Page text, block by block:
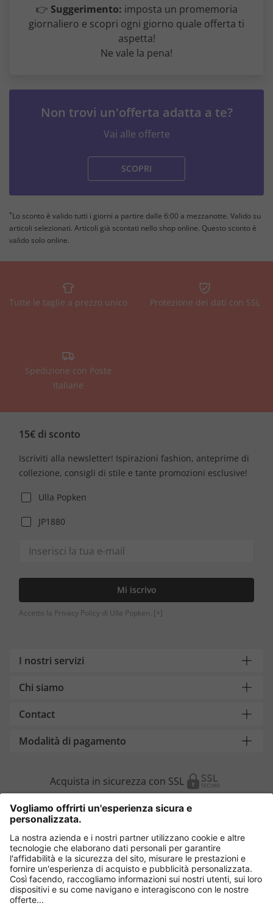
👉 Suggerimento: imposta un promemoria
giornaliero e scopri ogni giorno quale offerta ti
aspetta!
Ne vale la pena!
Non trovi un'offerta adatta a te?
Vai alle offerte
SCOPRI
*Lo sconto è valido tutti i giorni a partire dalle 6:00 a mezzanotte. Valido su
articoli selezionati. Articoli già scontati nello shop online. Questo sconto è
valido solo online.
Tutte le taglie a prezzo unico Protezione dei dati con SSL
Spedizione con Poste
Italiane
15€ di sconto
Iscriviti alla newsletter! Ispirazioni fashion, anteprime di
collezione, consigli di stile e tante promozioni esclusive!
Ulla Popken
JP1880
Mi iscrivo
Accetto la Privacy Policy di Ulla Popken. [+]
I nostri servizi
Chi siamo
Contact
Modalità di pagamento
Acquista in sicurezza con SSL
Cambia Paese
Italia